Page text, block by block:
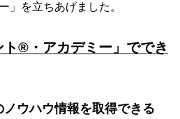
」を立ちあげました。
ト®・アカデミー」ででき
ウハウ情報を取得できる